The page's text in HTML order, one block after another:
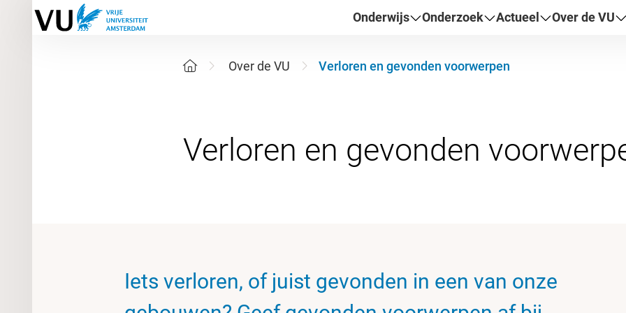
Onderwijs Onderzoek Actueel Over de VU
Over de VU Verloren en gevonden voorwerpen
Iets verloren, of juist gevonden in een van onze